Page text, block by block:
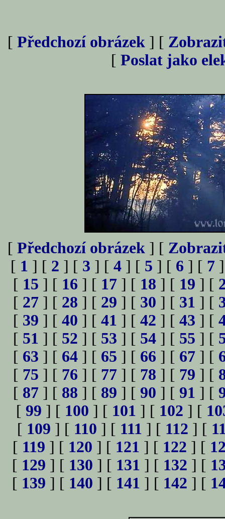
[ Předchozí obrázek ] [
[ Poslat jako
[ Předchozí obrázek ] [
[ 1 ] [ 2 ] [ 3 ] [ 4 ] [ 5 ] [ 6 ] [ 7
[ 15 ] [ 16 ] [ 17 ] [ 18 ] [ 19 ] [
[ 27 ] [ 28 ] [ 29 ] [ 30 ] [ 31 ] [
[ 39 ] [ 40 ] [ 41 ] [ 42 ] [ 43 ] [
[ 51 ] [ 52 ] [ 53 ] [ 54 ] [ 55 ] [
[ 63 ] [ 64 ] [ 65 ] [ 66 ] [ 67 ] [
[ 75 ] [ 76 ] [ 77 ] [ 78 ] [ 79 ] [
[ 87 ] [ 88 ] [ 89 ] [ 90 ] [ 91 ] [
[ 99 ] [ 100 ] [ 101 ] [ 102 ] [
[ 109 ] [ 110 ] [ 111 ] [ 112 ] [
[ 119 ] [ 120 ] [ 121 ] [ 122 ] [
[ 129 ] [ 130 ] [ 131 ] [ 132 ] [
[ 139 ] [ 140 ] [ 141 ] [ 142 ] [